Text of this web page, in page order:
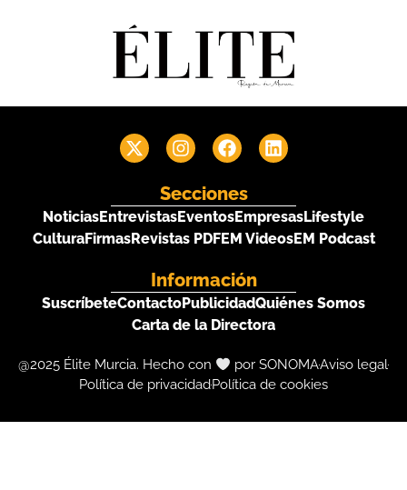
Secciones
NoticiasEntrevistasEventosEmpresasLifestyle
CulturaFirmasRevistas PDFEM VideosEM Podcast
Información
SuscríbeteContactoPublicidadQuiénes Somos
Carta de la Directora
@2025 Élite Murcia. Hecho con por SONOMAAviso legal
Política de privacidadPolítica de cookies